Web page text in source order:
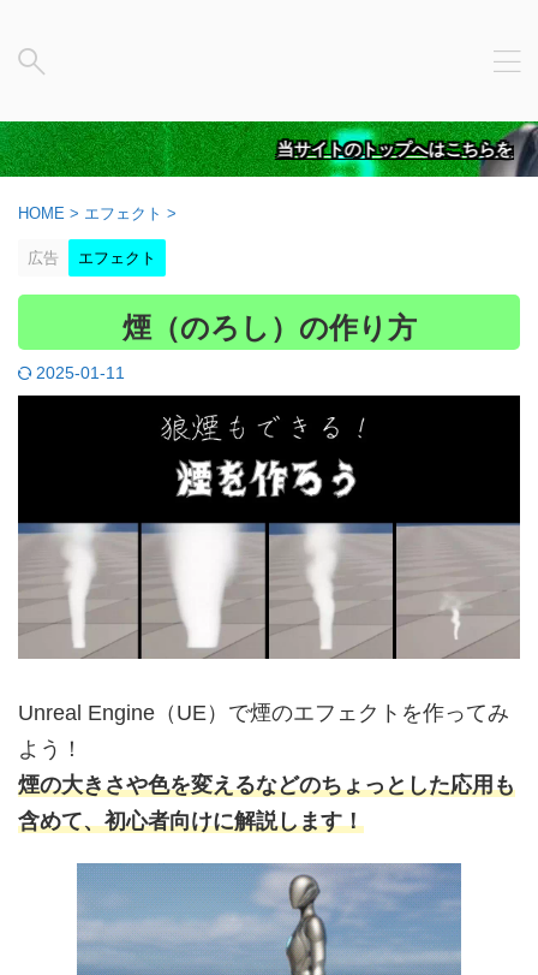
当サイトのトップへはこちらをクリッ
HOME > エフェクト >
広告 エフェクト
煙（のろし）の作り方
2025-01-11
Unreal Engine（UE）で煙のエフェクトを作ってみ
よう！
煙の大きさや色を変えるなどのちょっとした応用も
含めて、初心者向けに解説します！